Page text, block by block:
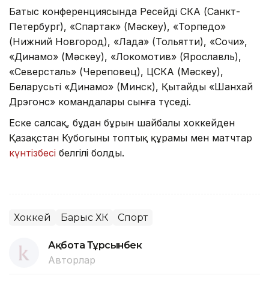
Батыс конференциясында Ресейдің СКА (Санкт-
Петербург), «Спартак» (Мәскеу), «Торпедо»
(Нижний Новгород), «Лада» (Тольятти), «Сочи»,
«Динамо» (Мәскеу), «Локомотив» (Ярославль),
«Северсталь» (Череповец), ЦСКА (Мәскеу),
Беларусьтің «Динамо» (Минск), Қытайдың «Шанхай
Дрэгонс» командалары сынға түседі.
Еске салсақ, бұдан бұрын шайбалы хоккейден
Қазақстан Кубогының топтық құрамы мен матчтар
күнтізбесі белгілі болды.
Хоккей Барыс ХК Спорт
Ақбота Тұрсынбек
Авторлар